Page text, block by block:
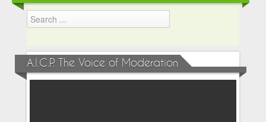
A.I.C.P. The Voice of Moderation